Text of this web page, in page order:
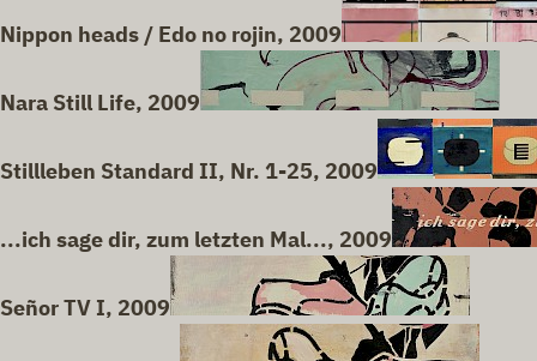
Nippon heads / Edo no rojin, 2009
Nara Still Life, 2009
Stillleben Standard II, Nr. 1-25, 2009
...ich sage dir, zum letzten Mal..., 2009
Señor TV I, 2009